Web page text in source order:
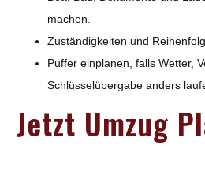
machen.
Zuständigkeiten und
Puffer einplanen, falls Wetter,
Schlüsselübergabe anders
Jetzt Umzug